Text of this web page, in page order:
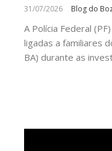
31/07/2026 Blog do
A Polícia Federal
ligadas a familiares
BA) durante as